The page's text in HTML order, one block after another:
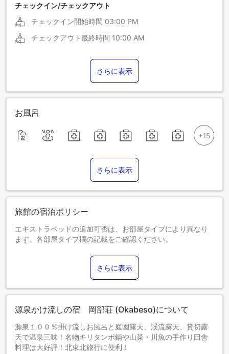
チェックイン/チェックアウト
チェックイン開始時間 03:00 PM
チェックアウト最終時間 10:00 AM
さらに表示
お風呂
さらに表示
旅館の宿泊ポリシー
エキストラベッドの追加可否は、お部屋タイプにより異なり
ます。各部屋タイプ欄の記載をご確認ください。
さらに表示
源泉かけ流しの宿 岡部荘 (Okabeso)について
源泉１００％掛け流しお風呂と庭園露天、渓流露天、貸切露
天で温泉三味！名物キリタンポ鍋や山菜・川魚の手作り田舎
料理は大好評！北東北旅行に便利！